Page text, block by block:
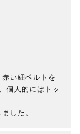
い細ベルトを
個人的にはトッ
した。